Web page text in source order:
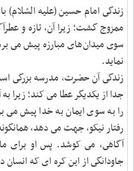
زندگى امام حسین (علیه
ممزوج گشت؛ زیرا آن، تازه و
سوى میدان‌هاى مبارزه پیش مى
نماید.
زندگى آن حضرت، مدرسه بزرگى
جدا از یکدیگر عطا مى ‏کند؛ زیرا به
را به سوى ایمان به خدا پیش
رفتار نیکو، جهت مى‏ دهد،
آگاهى، مى ‏کوشد. پس او براى
جاودانگى از این کره ‏اى که